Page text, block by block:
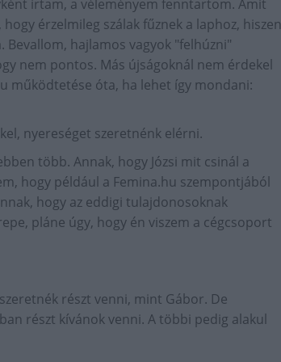
írtam, a véleményem fenntartom. Amit
érzelmileg szálak fűznek a laphoz, hiszen
hajlamos vagyok "felhúzni"
nem pontos. Más újságoknál nem érdekel
működtetése óta, ha lehet így mondani:
nyereséget szeretnénk elérni.
több. Annak, hogy Józsi mit csinál a
hogy például a Femina.hu szempontjából
hogy az eddigi tulajdonosoknak
pláne úgy, hogy én viszem a cégcsoport
részt venni, mint Gábor. De
részt kívánok venni. A többi pedig alakul